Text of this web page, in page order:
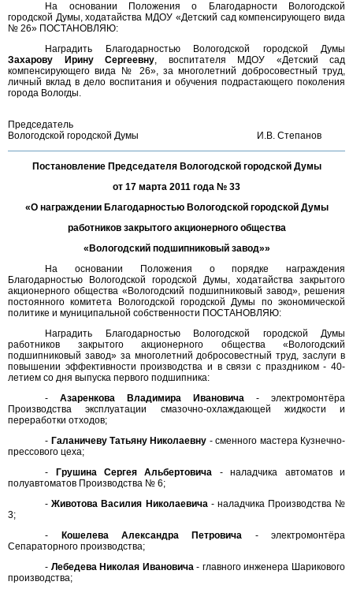
На основании Положения о Благодарности Вологодской
городской Думы, ходатайства МДОУ «Детский сад компенсирующего вида
№ 26» ПОСТАНОВЛЯЮ:
Наградить Благодарностью Вологодской городской Думы
Захарову Ирину Сергеевну, воспитателя МДОУ «Детский сад
компенсирующего вида № 26», за многолетний добросовестный труд,
личный вклад в дело воспитания и обучения подрастающего поколения
города Вологды.
Председатель
Вологодской городской Думы
И.В. Степанов
Постановление Председателя Вологодской городской Думы
от 17 марта 2011 года № 33
«О награждении Благодарностью Вологодской городской Думы
работников закрытого акционерного общества
«Вологодский подшипниковый завод»»
На основании Положения о порядке награждения
Благодарностью Вологодской городской Думы, ходатайства закрытого
акционерного общества «Вологодский подшипниковый завод», решения
постоянного комитета Вологодской городской Думы по экономической
политике и муниципальной собственности ПОСТАНОВЛЯЮ:
Наградить Благодарностью Вологодской городской Думы
работников закрытого акционерного общества «Вологодский
подшипниковый завод» за многолетний добросовестный труд, заслуги в
повышении эффективности производства и в связи с праздником - 40-
летием со дня выпуска первого подшипника:
-Азаренкова Владимира Ивановича - электромонтёра
Производства эксплуатации смазочно-охлаждающей жидкости и
переработки отходов;
- Галаничеву Татьяну Николаевну - сменного мастера Кузнечно-
прессового цеха;
-
Грушина Сергея Альбертовича - наладчика автоматов и
полуавтоматов Производства № 6;
-Животова Василия Николаевича- наладчика Производства №
3;
-
Кошелева Александра Петровича - электромонтёра
Сепараторного производства;
- Лебедева Николая Ивановича- главного инженера Шарикового
производства;